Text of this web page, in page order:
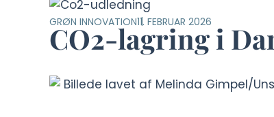
GRØN INNOVATION11. FEBRUAR 2026
CO2-lagring i